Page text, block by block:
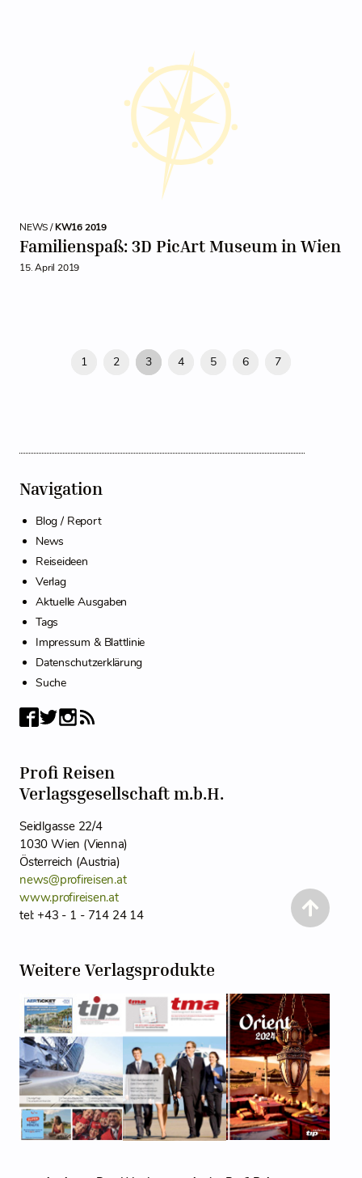
NEWS /KW16 2019
Familienspaß: 3D PicArt Museum in Wien
15. April 2019
1 2 3 4 5 6 7
Navigation
Blog / Report
News
Reiseideen
Verlag
Aktuelle Ausgaben
Tags
Impressum & Blattlinie
Datenschutzerklärung
Suche
Profi Reisen
Verlagsgesellschaft m.b.H.
Seidlgasse 22/4
1030 Wien (Vienna)
Österreich (Austria)
news@profireisen.at
www.profireisen.at
tel: +43 - 1 - 714 24 14
Weitere Verlagsprodukte